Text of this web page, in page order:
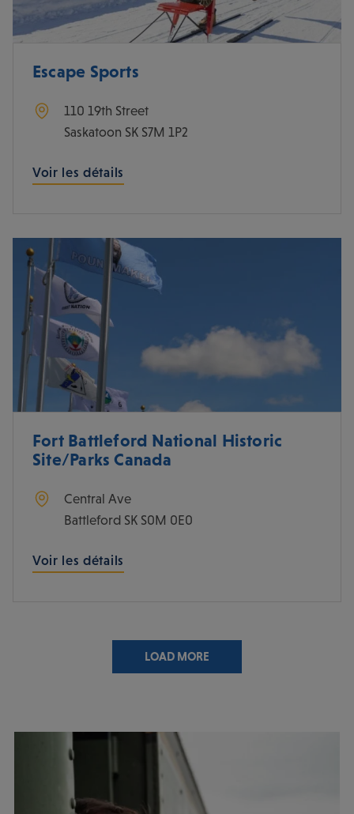
Escape Sports
110 19th Street
Saskatoon SK S7M 1P2
Voir les détails
Fort Battleford National Historic
Site/Parks Canada
Central Ave
Battleford SK S0M 0E0
Voir les détails
LOAD MORE